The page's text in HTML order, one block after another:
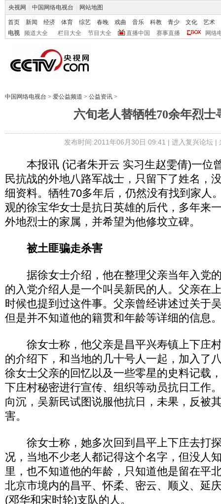
央视网 中国网络电视台 网站地图
首页 新闻 经济 体育 综艺 春晚 戏曲 音乐 科教 青少 文化
艺术
电视
频道大全 栏目大全 节目大全 直播中国 赛事直播 网络
中国网络电视台 > 爱公益频道 > 公益资讯 >
六旬老人替牺牲70余年烈士
发布时间:2011年06月30日 09:41 | 进入复兴论坛|
本报讯 (记者朱开云 实习生赵雯倩)一位
民抗战的外地八路军战士，只留下了姓名，
细资料。牺牲70多年后，仍然没有找到家人
观的徐宝华女士是抗日英雄的后代，多年来
外地烈士的家属，并希望为他修坟立碑。
被土匪骗走杀害
据徐女士介绍，他在整理父亲当年入党
的入党介绍人是一个叫吴新民的人。父亲在
时候也提到过这件事。父亲曾经讲述过关于
但是并不知道他的籍贯和年龄等详细的信息
徐女士称，他父亲是昌平兴寿镇上下庄
的介绍下，和当地的几十号人一起，加入了
徐女士父亲的回忆以及一些零星的史料记载
下庄村秘密进行宣传、组织等动员抗日工作
向沉，吴新民试图说服他抗日，未果，反被
害。
徐女士称，她多次回到昌平上下庄去打
况，当地不少老人都记得这个名字，但没人
里，也不知道他的年龄，只知道他是留在平
北京市境内的昌平、怀柔、密云、顺义、延
(邓华和宋时轮)支队的人。